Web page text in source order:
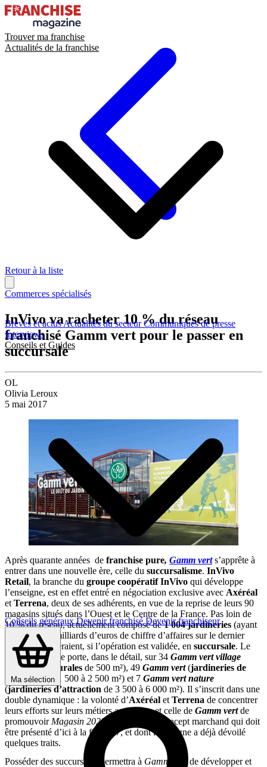
Trouver ma franchise
Actualités de la franchise
Brèves et actusActualités du secteurCommuniqués de presse
Interviews
Conseils et Guides
Conseils générauxDevenir franchiséDevenir franchiseur
Ma sélection
Retour à la liste
Commerces spécialisés
InVivo va racheter 10 % du réseau
franchisé Gamm vert pour le passer en
succursale
OL
Olivia Leroux
5 mai 2017
Après quarante années de franchise pure, Gamm verts’apprête à
entrer dans une nouvelle ère, celle du succursalisme. InVivo
Retail, la branche du groupe coopératif InVivo qui développe
l’enseigne, est en effet entré en négociation exclusive avec Axéréal
et Terrena, deux de ses adhérents, en vue de la reprise de leurs 90
magasins situés dans l’Ouest et le Centre de la France. Pas loin de
10 % du réseau, actuellement composé de1 004 jardineries (ayant
réalisé 1,333 milliards d’euros de chiffre d’affaires sur le dernier
exercice) passeraient, si l’opération est validée, en succursale. Le
projet de reprise porte, dans le détail, sur 34 Gamm vert village
jardineries rurales de 500 m²), 49 Gamm vert(jardineries de
proximitéde 1 500 à 2 500 m²) et 7 Gamm vert nature
(jardineries d’attraction de 3 500 à 6 000 m²). Il s’inscrit dans une
double dynamique : la volonté d’Axéréal et Terrena de concentrer
leurs efforts sur leurs métiers agricoles ; et celle de Gamm vertde
promouvoir Magasin 2020
, son nouveau concept marchand qui doit
être présenté d’ici à la fin 2017, et dont l’enseigne a déjà dévoilé
quelques traits.
Posséder des succursales permettra à Gamm vert de développer et